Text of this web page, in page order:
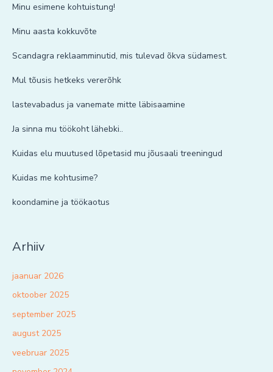
Minu esimene kohtuistung!
Minu aasta kokkuvõte
Scandagra reklaamminutid, mis tulevad õkva südamest.
Mul tõusis hetkeks vererõhk
lastevabadus ja vanemate mitte läbisaamine
Ja sinna mu töökoht lähebki..
Kuidas elu muutused lõpetasid mu jõusaali treeningud
Kuidas me kohtusime?
koondamine ja töökaotus
Arhiiv
jaanuar 2026
oktoober 2025
september 2025
august 2025
veebruar 2025